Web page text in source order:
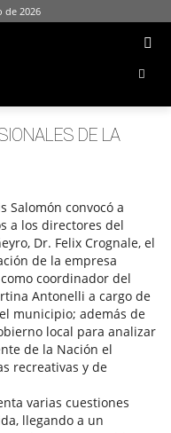
de 2026
DE LA
Salomón convocó a
a los directores del
Dr. Felix Crognale, el
de la empresa
coordinador del
Antonelli a cargo de
municipio; además de
local para analizar
de la Nación el
recreativas y de
varias cuestiones
llegando a un